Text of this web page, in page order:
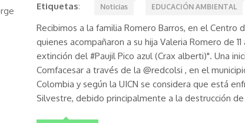
Etiquetas: Noticias EDUCACIÓN AMBIENTAL
Recibimos a la familia Romero Barros, en el Centro
quienes acompañaron a su hija Valeria Romero de
extinción del #Paujil Pico azul (Crax alberti)". Una
Comfacesar a través de la @redcolsi , en el
Colombia y según la UICN se considera que está
Silvestre, debido principalmente a la destrucción